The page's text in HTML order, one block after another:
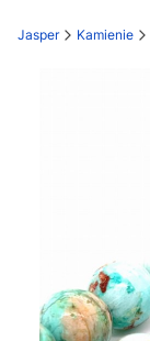
Jasper Kamienie